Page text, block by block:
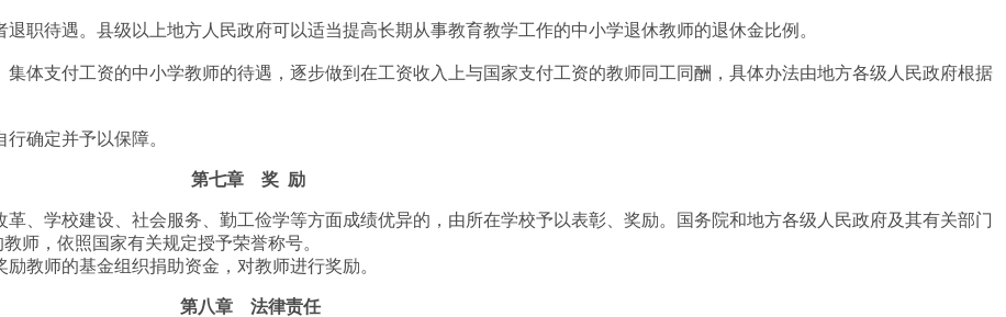
待遇。县级以上地方人民政府可以适当提高长期从事教育教学工作的中小学退休教师的退休金比例。
支付工资的中小学教师的待遇，逐步做到在工资收入上与国家支付工资的教师同工同酬，具体办法由地方各级人民政府根据
确定并予以保障。
第七章 奖 励
、学校建设、社会服务、勤工俭学等方面成绩优异的，由所在学校予以表彰、奖励。国务院和地方各级人民政府及其有关部门
师，依照国家有关规定授予荣誉称号。
教师的基金组织捐助资金，对教师进行奖励。
第八章 法律责任